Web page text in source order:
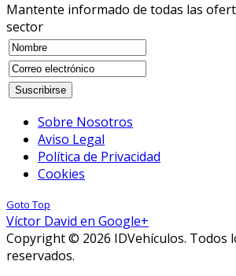
Mantente informado de todas las
sector
Sobre Nosotros
Aviso Legal
Política de Privacidad
Cookies
Goto Top
Víctor David en Google+
Copyright © 2026 IDVehículos. Todos
reservados.